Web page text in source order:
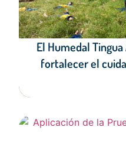
El Humedal
fortalecer el